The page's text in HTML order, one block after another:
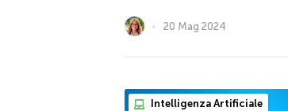
20 Mag 2024
Intelligenza Artificiale